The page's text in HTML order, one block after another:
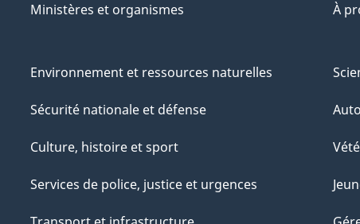
Ministères et organismes À
Environnement et ressources naturelles
Sécurité nationale et défense
Culture, histoire et sport
Services de police, justice et urgences